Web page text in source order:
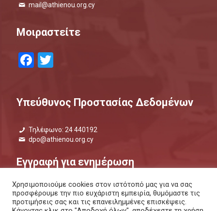
mail@athienou.org.cy
Μοιραστείτε
Facebook
Twitter
Υπεύθυνος Προστασίας Δεδομένων
Τηλέφωνο: 24 440192
dpo@athienou.org.cy
Εγγραφή για ενημέρωση
Μάθετε τι συμβαίνει και μείνετε ενημερωμένοι.
ΕΝΗΜΕΡΩΤΙΚΟ ΔΕΛΤΙΟ | ΜΕΣΩ SMS
Χρησιμοποιούμε cookies στον ιστότοπό μας για να σας
προσφέρουμε την πιο ευχάριστη εμπειρία, θυμόμαστε τις
προτιμήσεις σας και τις επανειλημμένες επισκέψεις.